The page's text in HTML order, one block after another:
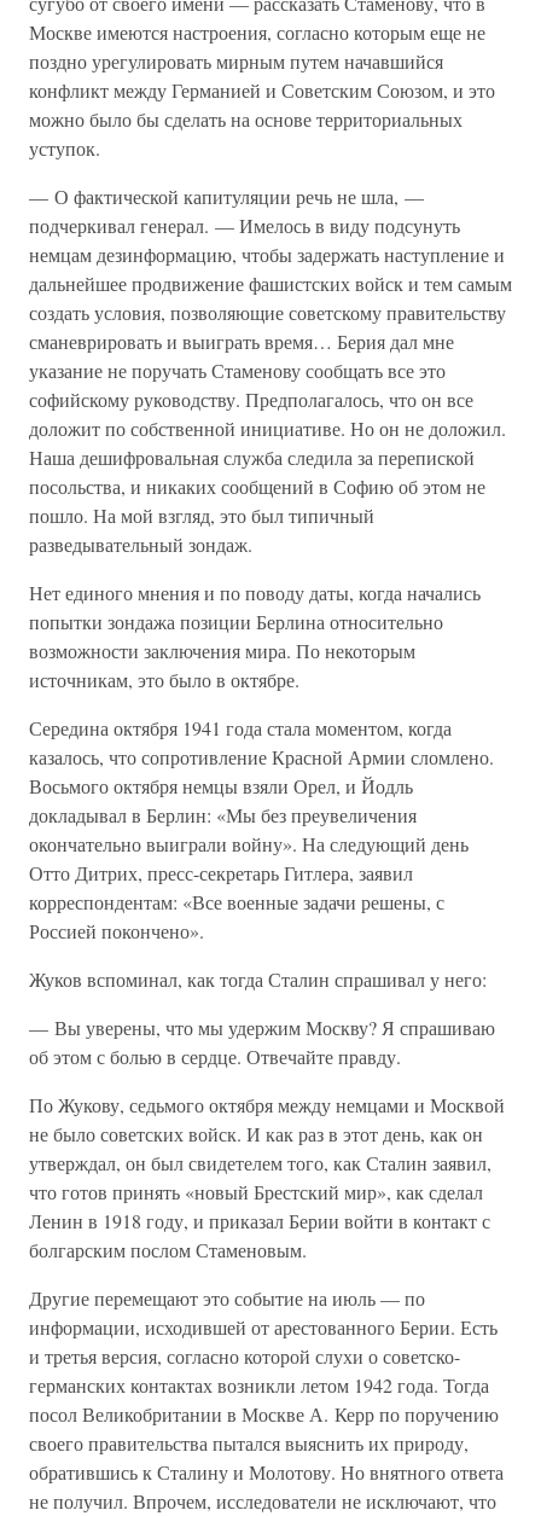
Москве имеются настроения, согласно которым еще не
поздно урегулировать мирным путем начавшийся
конфликт между Германией и Советским Союзом, и это
можно было бы сделать на основе территориальных
уступок.
— О фактической капитуляции речь не шла, —
подчеркивал генерал. — Имелось в виду подсунуть
немцам дезинформацию, чтобы задержать наступление и
дальнейшее продвижение фашистских войск и тем самым
создать условия, позволяющие советскому правительству
сманеврировать и выиграть время… Берия дал мне
указание не поручать Стаменову сообщать все это
софийскому руководству. Предполагалось, что он все
доложит по собственной инициативе. Но он не доложил.
Наша дешифровальная служба следила за перепиской
посольства, и никаких сообщений в Софию об этом не
пошло. На мой взгляд, это был типичный
разведывательный зондаж.
Нет единого мнения и по поводу даты, когда начались
попытки зондажа позиции Берлина относительно
возможности заключения мира. По некоторым
источникам, это было в октябре.
Середина октября 1941 года стала моментом, когда
казалось, что сопротивление Красной Армии сломлено.
Восьмого октября немцы взяли Орел, и Йодль
докладывал в Берлин: «Мы без преувеличения
окончательно выиграли войну». На следующий день
Отто Дитрих, пресс-секретарь Гитлера, заявил
корреспондентам: «Все военные задачи решены, с
Россией покончено».
Жуков вспоминал, как тогда Сталин спрашивал у него:
— Вы уверены, что мы удержим Москву? Я спрашиваю
об этом с болью в сердце. Отвечайте правду.
По Жукову, седьмого октября между немцами и Москвой
не было советских войск. И как раз в этот день, как он
утверждал, он был свидетелем того, как Сталин заявил,
что готов принять «новый Брестский мир», как сделал
Ленин в 1918 году, и приказал Берии войти в контакт с
болгарским послом Стаменовым.
Другие перемещают это событие на июль — по
информации, исходившей от арестованного Берии. Есть
и третья версия, согласно которой слухи о советско-
германских контактах возникли летом 1942 года. Тогда
посол Великобритании в Москве А. Керр по поручению
своего правительства пытался выяснить их природу,
обратившись к Сталину и Молотову. Но внятного ответа
не получил. Впрочем, исследователи не исключают, что